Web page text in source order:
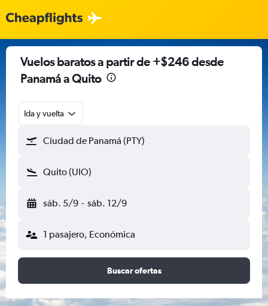
Vuelos baratos a partir de +$246 desde
Panamá a Quito
Ida y vuelta
Ciudad de Panamá (PTY)
Quito (UIO)
sáb. 5/9 - sáb. 12/9
1 pasajero, Económica
Buscar ofertas